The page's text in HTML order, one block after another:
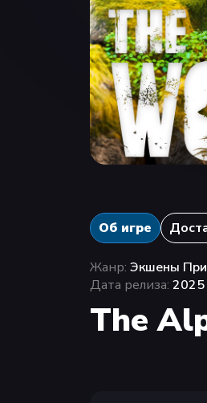
Об игре
Жанр: Экшены
Дата релиза: 2025
The